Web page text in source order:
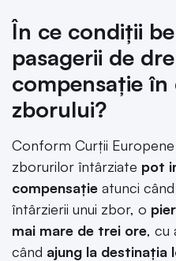
În ce condiții
pasagerii de
compensație în
zborului?
Conform Curţii
zborurilor întârziate pot
compensaţie atunci
întârzierii unui zbor, o
mai mare de trei ore, cu
când ajung la destinaţia